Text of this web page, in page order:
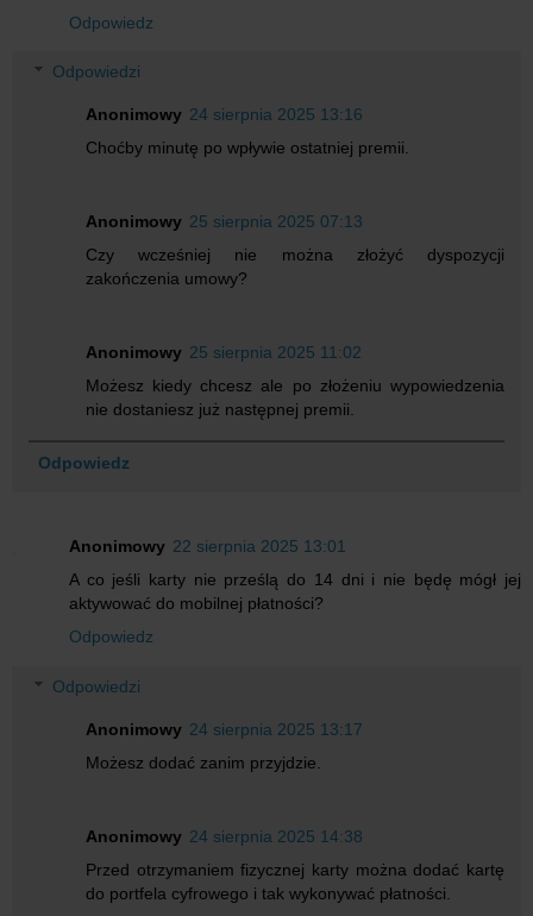
Odpowiedz
Odpowiedzi
Anonimowy 24 sierpnia 2025 13:16
Choćby minutę po wpływie ostatniej premii.
Anonimowy 25 sierpnia 2025 07:13
Czy wcześniej nie można złożyć dyspozycji
zakończenia umowy?
Anonimowy 25 sierpnia 2025 11:02
Możesz kiedy chcesz ale po złożeniu wypowiedzenia
nie dostaniesz już następnej premii.
Odpowiedz
Anonimowy 22 sierpnia 2025 13:01
A co jeśli karty nie prześlą do 14 dni i nie będę mógł jej
aktywować do mobilnej płatności?
Odpowiedz
Odpowiedzi
Anonimowy 24 sierpnia 2025 13:17
Możesz dodać zanim przyjdzie.
Anonimowy 24 sierpnia 2025 14:38
Przed otrzymaniem fizycznej karty można dodać kartę
do portfela cyfrowego i tak wykonywać płatności.